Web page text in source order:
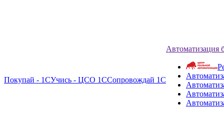
Покупай - 1СУчись - ЦСО 1ССопровождай 1С
Автоматизация